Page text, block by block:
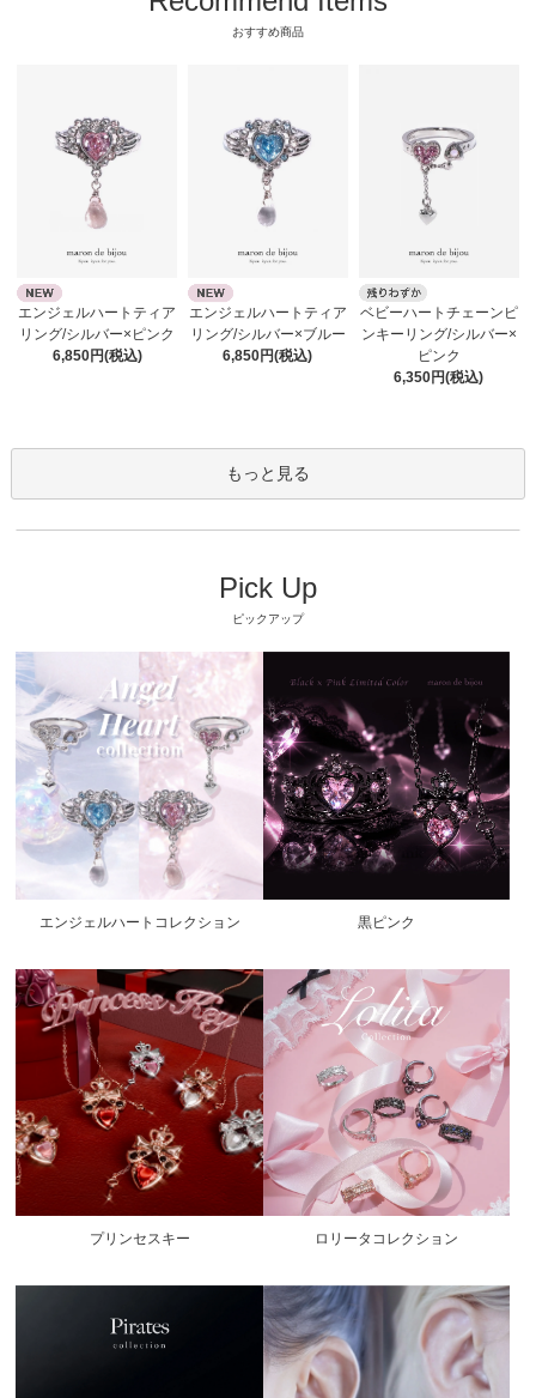
おすすめ商品
エンジェルハートティア
リング/シルバー×ピンク
6,850円(税込)
エンジェルハートティア
リング/シルバー×ブルー
6,850円(税込)
ベビーハートチェーンピ
ンキーリング/シルバー×
ピンク
6,350円(税込)
もっと見る
Pick Up
ピックアップ
エンジェルハートコレクション 黒ピンク
プリンセスキー ロリータコレクション